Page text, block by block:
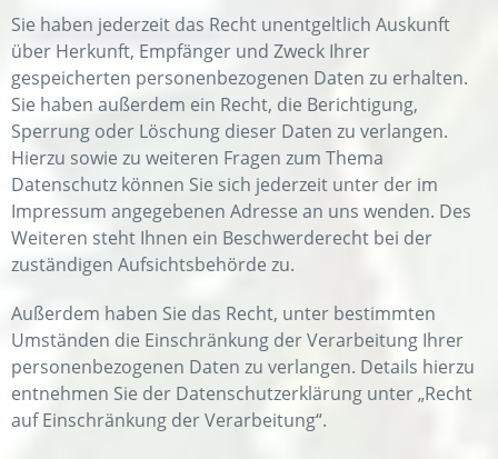
Sie haben jederzeit das Recht unentgeltlich Auskunft
über Herkunft, Empfänger und Zweck Ihrer
gespeicherten personenbezogenen Daten zu erhalten.
Sie haben außerdem ein Recht, die Berichtigung,
Sperrung oder Löschung dieser Daten zu verlangen.
Hierzu sowie zu weiteren Fragen zum Thema
Datenschutz können Sie sich jederzeit unter der im
Impressum angegebenen Adresse an uns wenden. Des
Weiteren steht Ihnen ein Beschwerderecht bei der
zuständigen Aufsichtsbehörde zu.
Außerdem haben Sie das Recht, unter bestimmten
Umständen die Einschränkung der Verarbeitung Ihrer
personenbezogenen Daten zu verlangen. Details hierzu
entnehmen Sie der Datenschutzerklärung unter „Recht
auf Einschränkung der Verarbeitung“.